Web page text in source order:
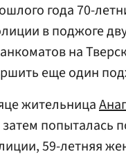
года 70-
в поджоге
на
еще один
жительница
попыталась
59-летняя